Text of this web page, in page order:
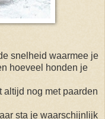
snelheid waarmee je
hoeveel honden je
altijd nog met paarden
sta je waarschijnlijk